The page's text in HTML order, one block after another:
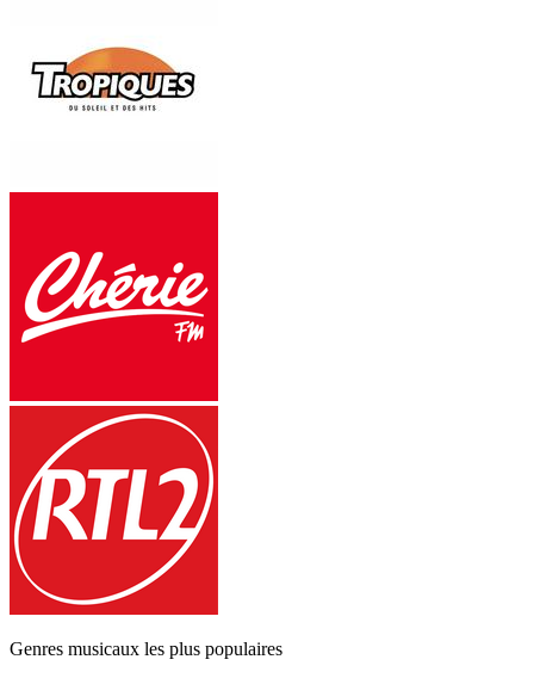
Genres musicaux les plus populaires